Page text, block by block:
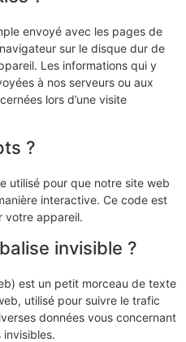
envoyé avec les pages de
sur le disque dur de
Les informations qui y
à nos serveurs ou aux
lors d’une visite
?
utilisé pour que notre site web
interactive. Ce code est
votre appareil.
invisible ?
est un petit morceau de texte
utilisé pour suivre le trafic
données vous concernant
invisibles.